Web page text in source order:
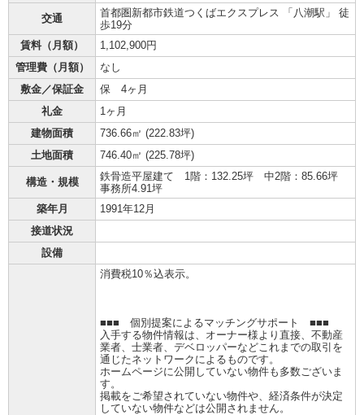
交通
首都圏新都市鉄道つくばエクスプレス 「八潮駅」 徒
歩19分
賃料（月額）
1,102,900円
管理費（月額）
なし
敷金／保証金
保 4ヶ月
礼金
1ヶ月
建物面積
736.66㎡ (222.83坪)
土地面積
746.40㎡ (225.78坪)
構造・規模
鉄骨造平屋建て 1階：132.25坪 中2階：85.66坪
事務所4.91坪
築年月
1991年12月
接道状況
設備
消費税10％込表示。
■■■ 個別提案によるマッチングサポート ■■■
入手する物件情報は、オーナー様より直接、不動産
業者、士業者、デベロッパーなどこれまでの取引を
通じたネットワークによるものです。
ホームページに公開していない物件も多数ございま
す。
掲載をご希望されていない物件や、経済条件が決定
していない物件などは公開されません。